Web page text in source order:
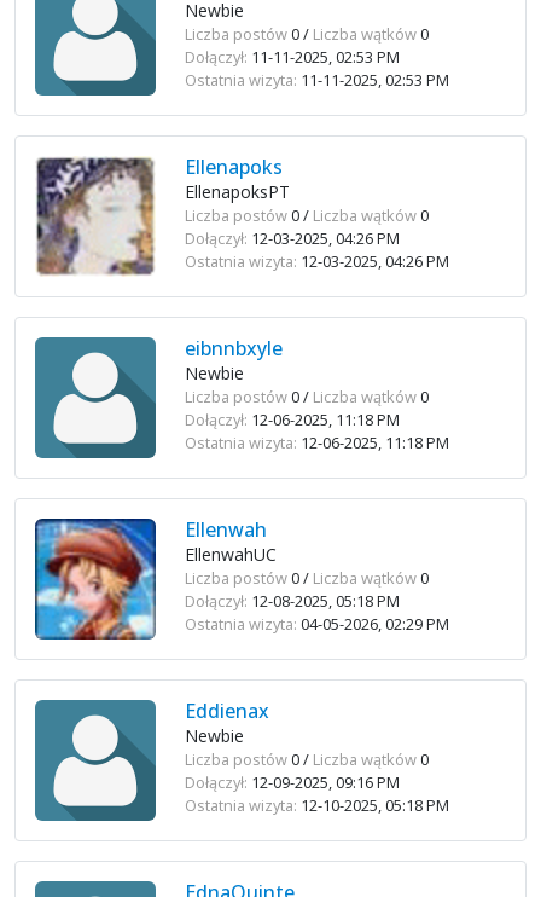
Newbie
Liczba postów0 / Liczba wątków0
Dołączył: 11-11-2025, 02:53 PM
Ostatnia wizyta: 11-11-2025, 02:53 PM
Ellenapoks
EllenapoksPT
Liczba postów0 / Liczba wątków0
Dołączył: 12-03-2025, 04:26 PM
Ostatnia wizyta: 12-03-2025, 04:26 PM
eibnnbxyle
Newbie
Liczba postów0 / Liczba wątków0
Dołączył: 12-06-2025, 11:18 PM
Ostatnia wizyta: 12-06-2025, 11:18 PM
Ellenwah
EllenwahUC
Liczba postów0 / Liczba wątków0
Dołączył: 12-08-2025, 05:18 PM
Ostatnia wizyta: 04-05-2026, 02:29 PM
Eddienax
Newbie
Liczba postów0 / Liczba wątków0
Dołączył: 12-09-2025, 09:16 PM
Ostatnia wizyta: 12-10-2025, 05:18 PM